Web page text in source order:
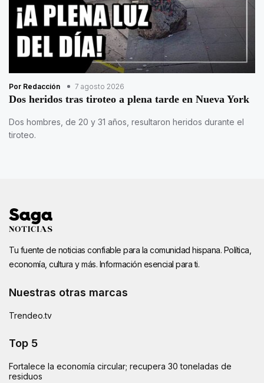
Por Redacción 7 agosto 2026
Dos heridos tras tiroteo a plena tarde en Nueva York
Dos hombres, de 20 y 31 años, resultaron heridos durante el
tiroteo.
Tu fuente de noticias confiable para la comunidad hispana. Política,
economía, cultura y más. Información esencial para ti.
Nuestras otras marcas
Trendeo.tv
Top 5
Fortalece la economía circular; recupera 30 toneladas de
residuos